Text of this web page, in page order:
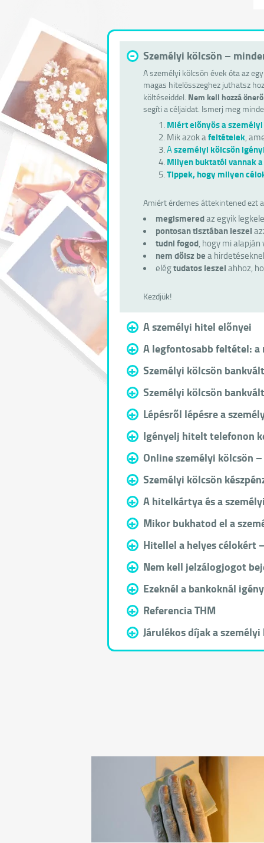
- Személyi kölcsön –
A személyi kölcsön évek óta az
magas hitelösszeghez juthatsz
költéseiddel. Nem kell hozzá
segíti a céljaidat. Ismerj meg
Miért előnyös a
Mik azok afeltételek,
Aszemélyi kölcsön
Milyen buktatói vannak
Tippek, hogy milyen
Amiért érdemes áttekintened ezt
megismeredaz egyik
pontosan tisztában leszel
tudni fogod, hogy mi alapján
nem dőlsz bea
elégtudatos leszelahhoz,
Kezdjük!
+ A személyi hitel előnyei
+ A legfontosabb feltétel: a
+ Személyi kölcsön
+ Személyi kölcsön
+ Lépésről lépésre a
+ Igényelj hitelt telefonon
+ Online személyi kölcsön
+ Személyi kölcsön
+ A hitelkártya és a
+ Mikor bukhatod el a
+ Hitellel a helyes célokért
+ Nem kell jelzálogjogot
+ Ezeknél a bankoknál
+ Referencia THM
+ Járulékos díjak a